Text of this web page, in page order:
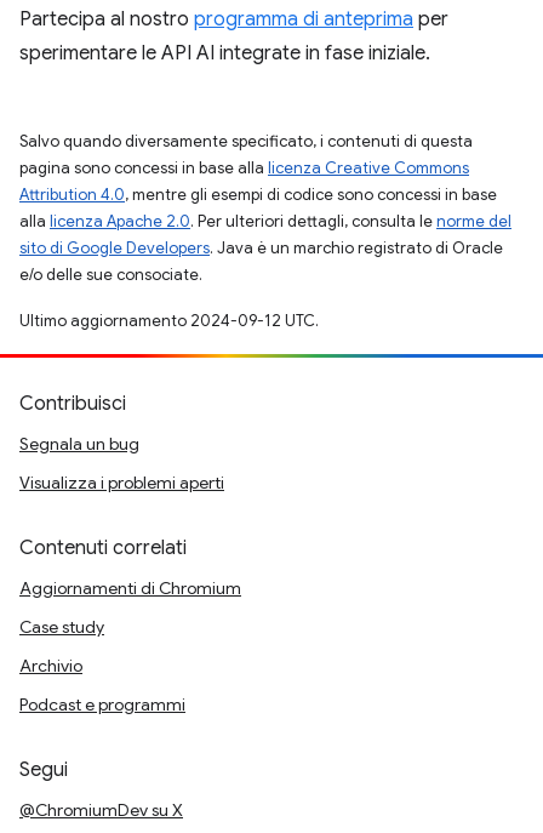
Partecipa al nostro programma di anteprima per
sperimentare le API AI integrate in fase iniziale.
Salvo quando diversamente specificato, i contenuti di questa
pagina sono concessi in base alla licenza Creative Commons
Attribution 4.0, mentre gli esempi di codice sono concessi in base
alla licenza Apache 2.0. Per ulteriori dettagli, consulta lenorme del
sito di Google Developers. Java è un marchio registrato di Oracle
e/o delle sue consociate.
Ultimo aggiornamento 2024-09-12 UTC.
Contribuisci
Segnala un bug
Visualizza i problemi aperti
Contenuti correlati
Aggiornamenti di Chromium
Case study
Archivio
Podcast e programmi
Segui
@ChromiumDev su X